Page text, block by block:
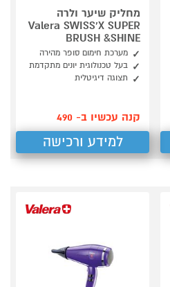
מחליק שיער ולרה
Valera SWISS'X SUPER
BRUSH &SHINE
מערכת חימום סופר מהירה
בעל טכנולוגית יונים מתקדמת
תצוגה דיגיטלית
קנה עכשיו ב- 490
למידע ורכישה